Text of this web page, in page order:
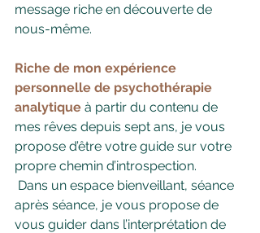
message riche en découverte de
nous-même.
Riche de mon expérience
personnelle de psychothérapie
analytique à partir du contenu de
mes rêves depuis sept ans, je vous
propose d’être votre guide sur votre
propre chemin d’introspection.
Dans un espace bienveillant, séance
après séance, je vous propose de
vous guider dans l’interprétation de